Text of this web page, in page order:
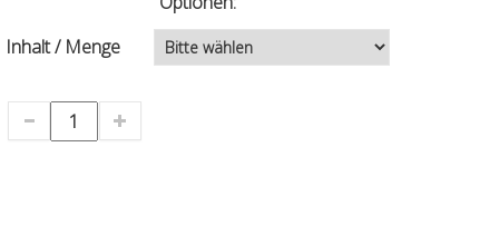
Inhalt / Menge